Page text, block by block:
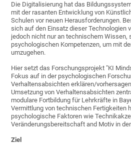
Die Digitalisierung hat das
mit der rasanten Entwicklung von
Schulen vor neuen Herausforderungen.
sich auf den Einsatz dieser Technologien
jedoch nicht nur an technischem Wissen,
psychologischen Kompetenzen, um mit
umzugehen.
Hier setzt das Forschungsprojekt "KI
Fokus auf in der psychologischen
Verhaltensabsichten erklären/
Umsetzung von Verhaltensabsichten
modulare Fortbildung für Lehrkräfte in
Vermittlung von technischen Fertigkeiten
psychologische Faktoren wie
Veränderungsbereitschaft and Motiv in
Ziel